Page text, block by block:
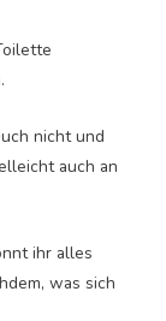
nicht und
auch an
ihr alles
was sich